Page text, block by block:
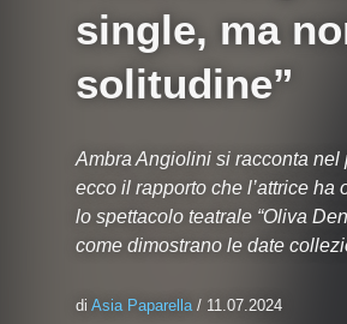
single, ma
solitudine”
Ambra Angiolini si racconta nel
ecco il rapporto che l’attrice
lo spettacolo teatrale “Oliva
come dimostrano le date
di Asia Paparella / 11.07.2024